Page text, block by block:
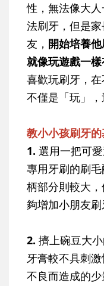
性，無法像大
法刷牙，但是
友， 開始培養
就像玩遊戲一
喜歡玩刷牙，
不僅是「玩」，
教小小孩刷牙
1. 選用一把可
專用牙刷的刷
柄部分則較大
夠增加小朋友刷
2. 擠上碗豆大
牙膏較不具刺
不良而造成的少